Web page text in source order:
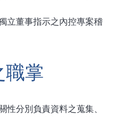
立董事指示之內控專案稽
職掌
性分別負責資料之蒐集、